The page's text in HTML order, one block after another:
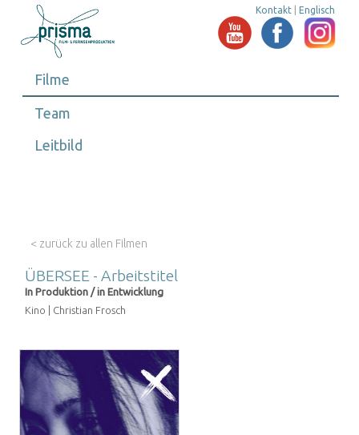
Filme
Team
Leitbild
Kontakt Englisch
< zurück zu allen Filmen
ÜBERSEE - Arbeitstitel
In Produktion / in Entwicklung
Kino | Christian Frosch